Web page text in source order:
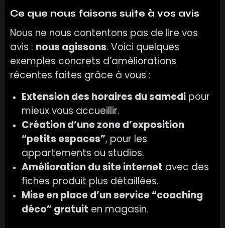
Ce que nous faisons suite à vos avis
Nous ne nous contentons pas de lire vos
avis : nous agissons. Voici quelques
exemples concrets d’améliorations
récentes faites grâce à vous :
Extension des horaires du samedipour
mieux vous accueillir.
Création d’une zone d’exposition
“petits espaces”, pour les
appartements ou studios.
Amélioration du site internet avec des
fiches produit plus détaillées.
Mise en place d’un service “coaching
déco” gratuit en magasin.